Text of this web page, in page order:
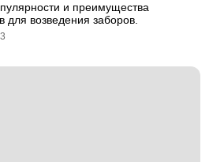
и преимущества
для возведения заборов.